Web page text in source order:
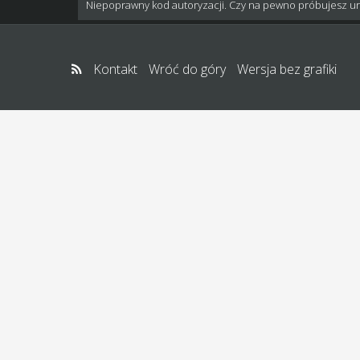
Niepoprawny kod autoryzacji. Czy na pewno próbujesz
Kontakt Wróć do góry Wersja bez grafiki